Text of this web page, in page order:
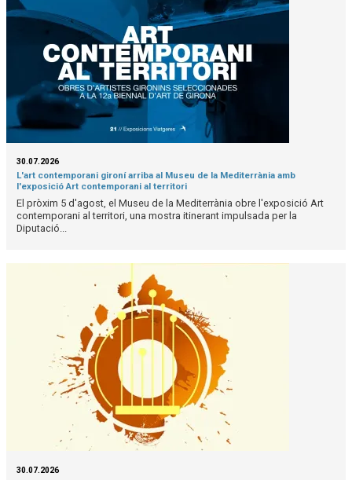
30.07.2026
L'art contemporani gironí arriba al Museu de la Mediterrània amb
l'exposició Art contemporani al territori
El pròxim 5 d'agost, el Museu de la Mediterrània obre l'exposició Art
contemporani al territori, una mostra itinerant impulsada per la
Diputació...
30.07.2026